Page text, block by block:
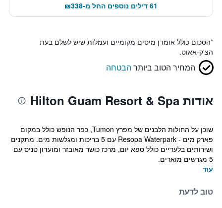
61 דילים נוספים החל מ-₪338
*הסכום כולל אומדן מיסים מקומיים ועמלות שיש לשלם בעת
הצ'ק-אאוט.
המחיר הטוב ביותר הבטחה
אודות Hilton Guam Resort & Spa
שוכן על החולות הלבנים של מפרץ Tumon, כפר הנופש כולל במקום
פארק מים - Resopa Waterpark עם 5 בריכות ומגלשות מים. מתקנים
ושירותים בלעדיים כולל ספא יום, מרכז כושר מאובזר ומועדון טניס עם
5 מגרשים מוארים.
עוד
טוב לדעת